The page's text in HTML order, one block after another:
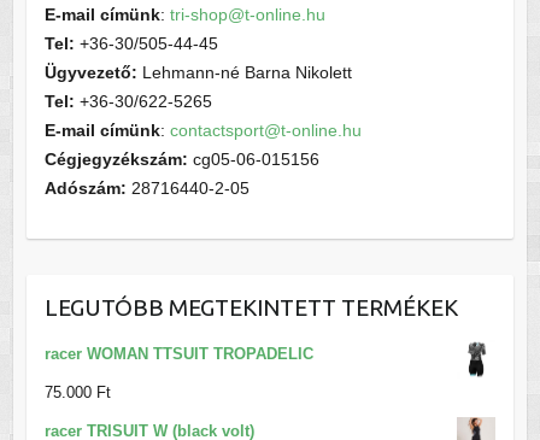
E-mail címünk: tri-shop@t-online.hu
Tel: +36-30/505-44-45
Ügyvezető: Lehmann-né Barna Nikolett
Tel: +36-30/622-5265
E-mail címünk: contactsport@t-online.hu
Cégjegyzékszám: cg05-06-015156
Adószám: 28716440-2-05
LEGUTÓBB MEGTEKINTETT TERMÉKEK
racer WOMAN TTSUIT TROPADELIC
75.000 Ft
racer TRISUIT W (black volt)